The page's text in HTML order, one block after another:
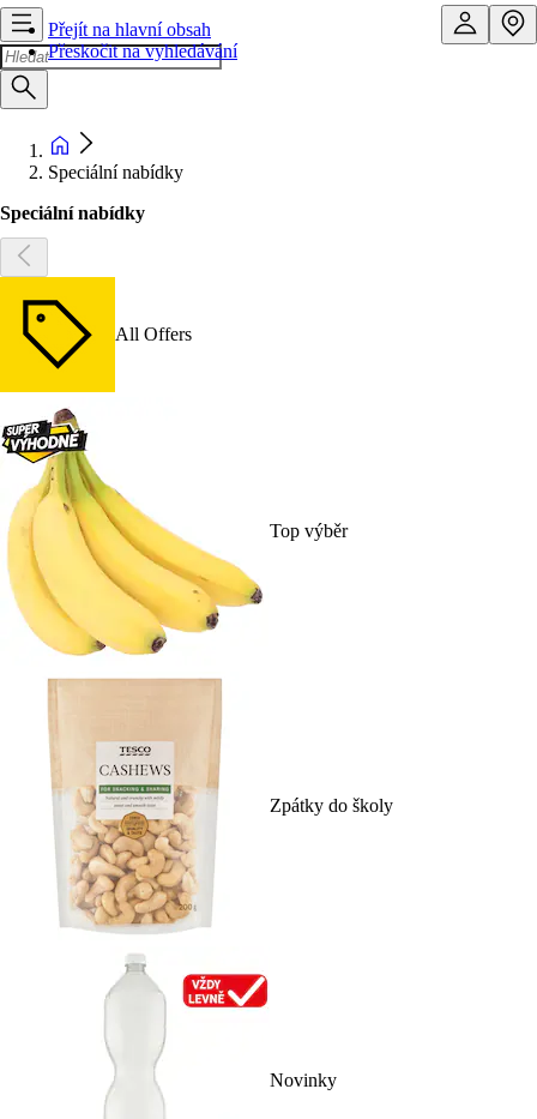
Přejít na hlavní obsah
Přeskočit na vyhledávání
Speciální nabídky
Speciální nabídky
All Offers
Top výběr
Zpátky do školy
Novinky